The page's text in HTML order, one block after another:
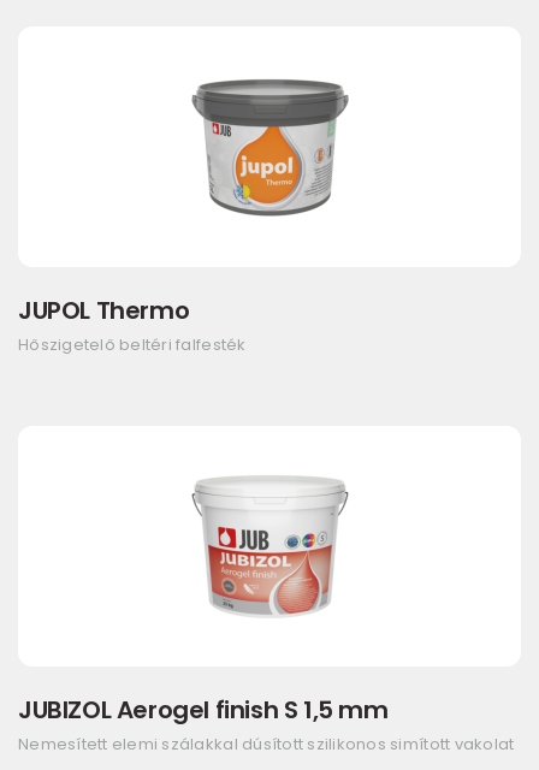
JUPOL Thermo
Hőszigetelő beltéri falfesték
JUBIZOL Aerogel finish S 1,5 mm
Nemesített elemi szálakkal dúsított szilikonos simított vakolat